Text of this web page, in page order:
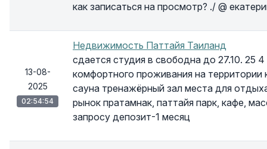
как записаться на просмотр? ./ @
13-08-
2025
02:54:54
Недвижимость Паттайя Таиланд
сдается студия в свободна до 27.10. 25
комфортного проживания на
сауна тренажёрный зал места для
рынок пратамнак, паттайя парк, кафе,
запросу депозит-1 месяц